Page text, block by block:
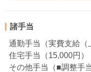
諸手当
通勤手当（実費支給（
住宅手当（15,000円）
その他手当（■調整手